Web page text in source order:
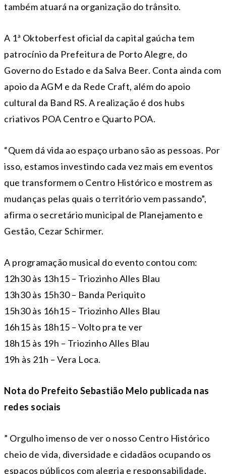
também atuará na organização do trânsito.
A 1ª Oktoberfest oficial da capital gaúcha tem
patrocínio da Prefeitura de Porto Alegre, do
Governo do Estado e da Salva Beer. Conta ainda com
apoio da AGM e da Rede Craft, além do apoio
cultural da Band RS. A realização é dos hubs
criativos POA Centro e Quarto POA.
“Quem dá vida ao espaço urbano são as pessoas. Por
isso, estamos investindo cada vez mais em eventos
que transformem o Centro Histórico e mostrem as
mudanças pelas quais o território vem passando”,
afirma o secretário municipal de Planejamento e
Gestão, Cezar Schirmer.
A programação musical do evento contou com:
12h30 às 13h15 – Triozinho Alles Blau
13h30 às 15h30 – Banda Periquito
15h30 às 16h15 – Triozinho Alles Blau
16h15 às 18h15 – Volto pra te ver
18h15 às 19h – Triozinho Alles Blau
19h às 21h – Vera Loca.
Nota do Prefeito Sebastião Melo publicada nas
redes sociais
” Orgulho imenso de ver o nosso Centro Histórico
cheio de vida, diversidade e cidadãos ocupando os
espaços públicos com alegria e responsabilidade.